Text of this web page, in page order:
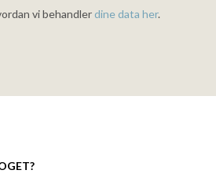
vi behandlerdine data her.